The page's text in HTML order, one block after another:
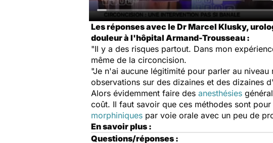
Les réponses avec le Dr Marcel Klusky,
douleur à l'hôpital Armand-Trousseau :
"Il y a des risques partout. Dans mon
même de la circoncision.
"Je n'ai aucune légitimité pour parler au
observations sur des dizaines et des dizaines
Alors évidemment faire des anesthésies
coût. Il faut savoir que ces méthodes sont
morphiniques par voie orale avec un peu de
En savoir plus :
Questions/réponses :